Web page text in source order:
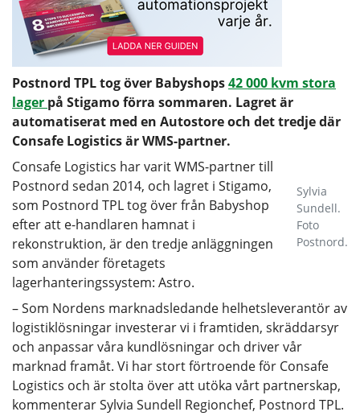
Postnord TPL tog över Babyshops42 000 kvm stora
lager på Stigamo förra sommaren. Lagret är
automatiserat med en Autostore och det tredje där
Consafe Logistics är WMS-partner.
Sylvia
Sundell.
Foto
Postnord.
Consafe Logistics har varit WMS-partner till
Postnord sedan 2014, och lagret i Stigamo,
som Postnord TPL tog över från Babyshop
efter att e-handlaren hamnat i
rekonstruktion, är den tredje anläggningen
som använder företagets
lagerhanteringssystem: Astro.
– Som Nordens marknadsledande helhetsleverantör av
logistiklösningar investerar vi i framtiden, skräddarsyr
och anpassar våra kundlösningar och driver vår
marknad framåt. Vi har stort förtroende för Consafe
Logistics och är stolta över att utöka vårt partnerskap,
kommenterar Sylvia Sundell Regionchef, Postnord TPL.